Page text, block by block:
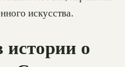
искусства.
истории о